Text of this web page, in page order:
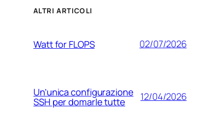
ALTRI ARTICOLI
Watt for FLOPS 02/07/2026
Un’unica configurazione
SSH per domarle tutte 12/04/2026